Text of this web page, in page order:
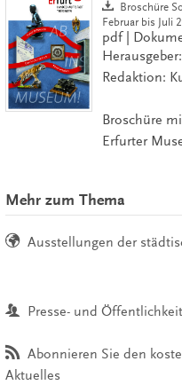
Broschüre
Februar bis Juli
pdf |
Redaktion:
Broschüre
Erfurter
Mehr zum Thema
Ausstellungen der
Presse- und
Abonnieren Sie den
Aktuelles